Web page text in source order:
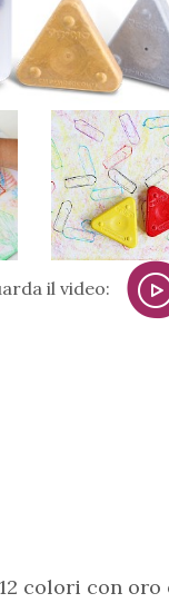
il video:
colori con